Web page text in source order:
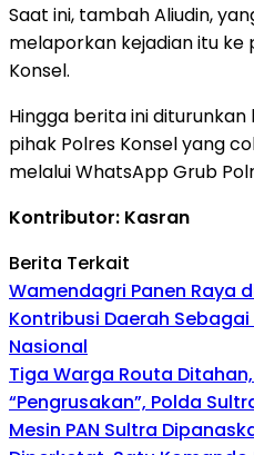
Saat ini, tambah Aliudin,
melaporkan kejadian itu ke
Konsel.
Hingga berita ini
pihak Polres Konsel yang
melalui WhatsApp Grub
Kontributor: Kasran
Berita Terkait
Wamendagri Panen Raya
Kontribusi Daerah
Nasional
Tiga Warga Routa
“Pengrusakan”, Polda
Mesin PAN Sultra